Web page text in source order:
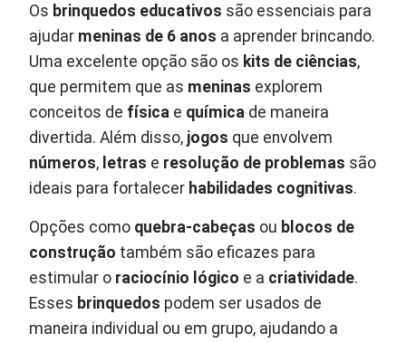
Os brinquedos educativos são essenciais para
ajudar meninas de 6 anos a aprender brincando.
Uma excelente opção são os kits de ciências,
que permitem que as meninas explorem
conceitos de física e química de maneira
divertida. Além disso, jogos que envolvem
números, letras e resolução de problemas são
ideais para fortalecer habilidades cognitivas.
Opções como quebra-cabeças ou blocos de
construção também são eficazes para
estimular o raciocínio lógico e a criatividade.
Esses brinquedos podem ser usados de
maneira individual ou em grupo, ajudando a